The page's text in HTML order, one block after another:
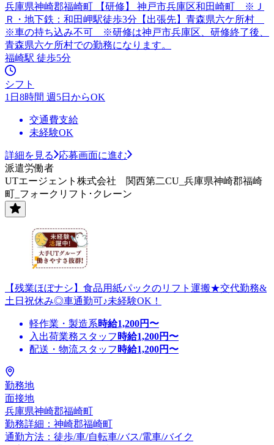
兵庫県神崎郡福崎町 【研修】 神戸市兵庫区和田崎町 ※Ｊ
Ｒ・地下鉄：和田岬駅徒歩3分【出張先】青森県六ケ所村
※車の持ち込み不可 ※研修は神戸市兵庫区、研修終了後、
青森県六ケ所村での勤務になります。
福崎駅 徒歩5分
シフト
1日8時間 週5日からOK
交通費支給
未経験OK
詳細を見る
応募画面に進む
派遣労働者
UTエージェント株式会社 関西第二CU_兵庫県神崎郡福崎
町_フォークリフト･クレーン
【残業ほぼナシ】食品用紙パックのリフト運搬★交代勤務&
土日祝休み◎車通勤可♪未経験OK！
軽作業・製造系時給1,200円〜
入出荷業務スタッフ 時給1,200円〜
配送・物流スタッフ 時給1,200円〜
勤務地
面接地
兵庫県神崎郡福崎町
勤務詳細：神崎郡福崎町
通勤方法：徒歩/車/自転車/バス/電車/バイク